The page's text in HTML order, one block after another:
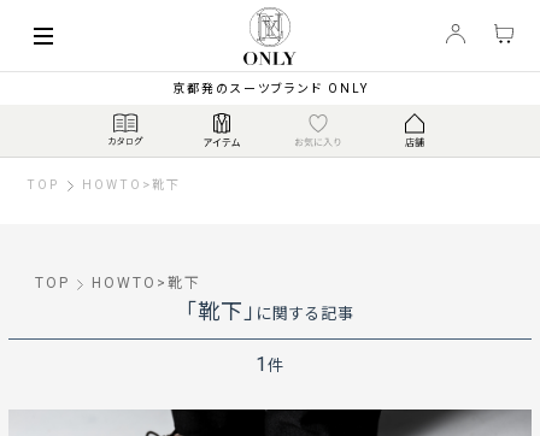
京都発のスーツブランド ONLY
TOP HOWTO >靴下
TOP HOWTO >靴下
「靴下」 に関する記事
1 件